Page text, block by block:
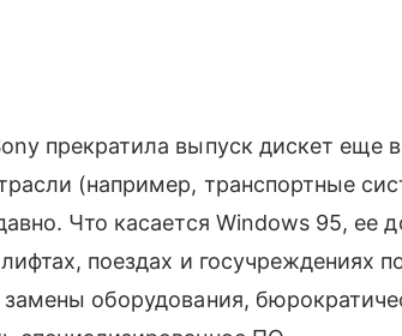
прекратила выпуск дискет еще в
(например, транспортные
Что касается Windows 95, ее
поездах и госучреждениях
замены оборудования,